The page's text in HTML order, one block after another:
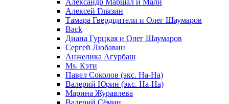
Александр Маршал и Мали
Алексей Глызин
Тамара Гвердцители и Олег Шаумаров
Back
Диана Гурцкая и Олег Шаумаров
Сергей Любавин
Анжелика Агурбаш
Ms. Кэти
Павел Соколов (экс. На-На)
Валерий Юрин (экс. На-На)
Марина Журавлева
Валерий Сёмин